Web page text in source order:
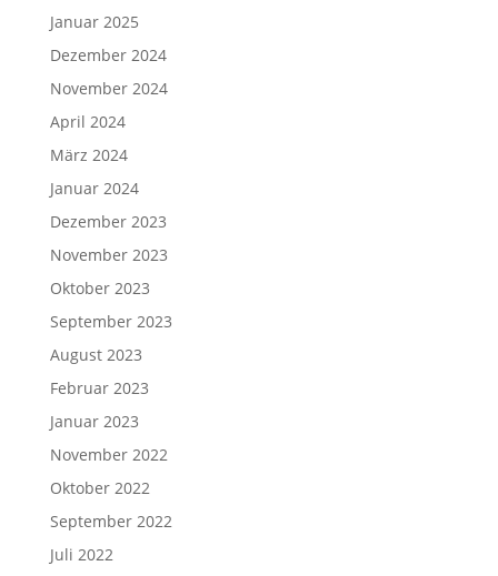
Januar 2025
Dezember 2024
November 2024
April 2024
März 2024
Januar 2024
Dezember 2023
November 2023
Oktober 2023
September 2023
August 2023
Februar 2023
Januar 2023
November 2022
Oktober 2022
September 2022
Juli 2022